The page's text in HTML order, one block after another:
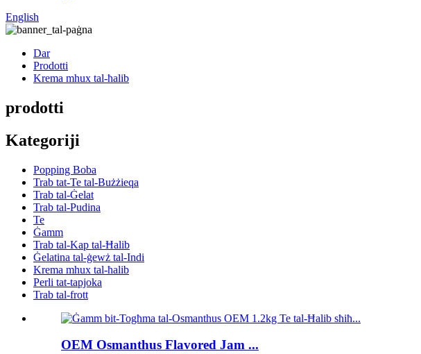
English
Dar
Prodotti
Krema mhux tal-ħalib
prodotti
Kategoriji
Popping Boba
Trab tat-Te tal-Bużżieqa
Trab tal-Ġelat
Trab tal-Pudina
Te
Ġamm
Trab tal-Kap tal-Ħalib
Ġelatina tal-ġewż tal-Indi
Krema mhux tal-ħalib
Perli tat-tapjoka
Trab tal-frott
OEM Osmanthus Flavored Jam ...